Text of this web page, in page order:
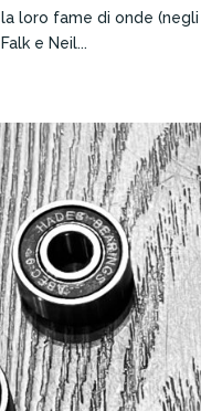
loro fame di onde
e Neil...